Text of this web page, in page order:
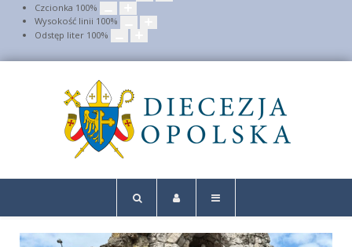
Czcionka 100%
Wysokość linii 100%
Odstęp liter 100%